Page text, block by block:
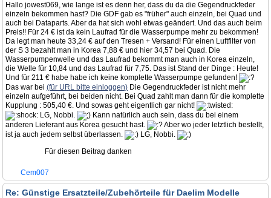
Hallo jowest069, wie lange ist es denn her, dass du da die Gegendruckfeder
einzeln bekommen hast? Die GDF gab es "früher" auch einzeln, bei Quad und
auch bei Dataparts. Aber da hat sich wohl etwas geändert. Und das auch beim
Preis!! Für 24 € ist da kein Laufrad für die Wasserpumpe mehr zu bekommen!
Da legt man heute 33,24 € auf den Tresen + Versand! Für einen Luftfilter von
der S 3 bezahlt man in Korea 7,88 € und hier 34,57 bei Quad. Die
Wasserpumpenwelle und das Laufrad bekommt man auch in Korea einzeln,
die Welle für 10,84 und das Laufrad für 7,75. Das ist Stand der Dinge : Heute!
Und für 211 € habe habe ich keine komplette Wasserpumpe gefunden!
Das war bei (für URL bitte einloggen) Die Gegendruckfeder ist nicht mehr
einzeln aufgeführt, bei beiden nicht. Bei Quad zahlt man dann für die komplette
Kupplung : 505,40 €. Und sowas geht eigentlich gar nicht!
LG, Nobbi.
Kann natürlich auch sein, dass du bei einem
anderen Lieferant aus Korea gesucht hast.
Aber wo jeder letztlich bestellt,
ist ja auch jedem selbst überlassen.
LG, Nobbi.
Für diesen Beitrag danken
Cem007
Re: Günstige Ersatzteile/Zubehörteile für Daelim Modelle